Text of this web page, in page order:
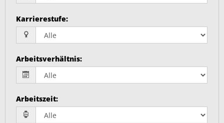
Karrierestufe:
Arbeitsverhältnis:
Arbeitszeit: